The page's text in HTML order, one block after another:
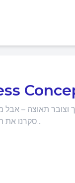
תאוצה – אבל
סקרנו את המגמות העיקריות בתחום בשנה החולפת...